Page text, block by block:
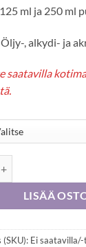
ml ja 250 ml
, alkydi- ja
saatavilla
LISÄÄ
(SKU): Ei